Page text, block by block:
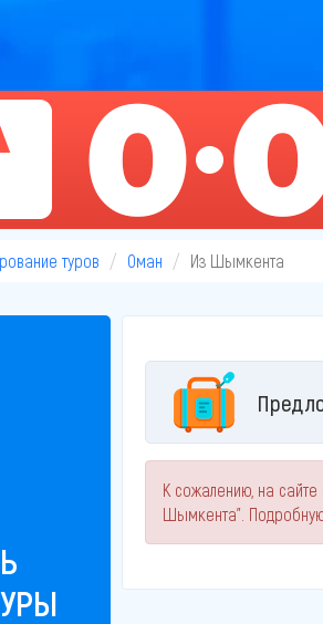
туров Оман Из Шымкента
К сожалению, на
Шымкента".